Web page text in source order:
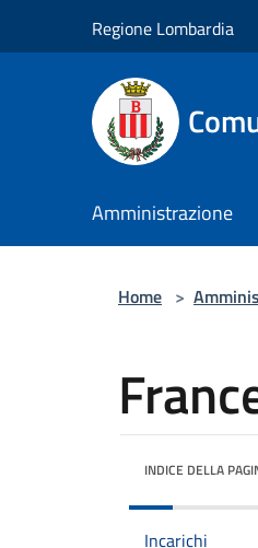
Regione Lombardia
Amministrazione
Home >
INDICE DELLA
Incarichi